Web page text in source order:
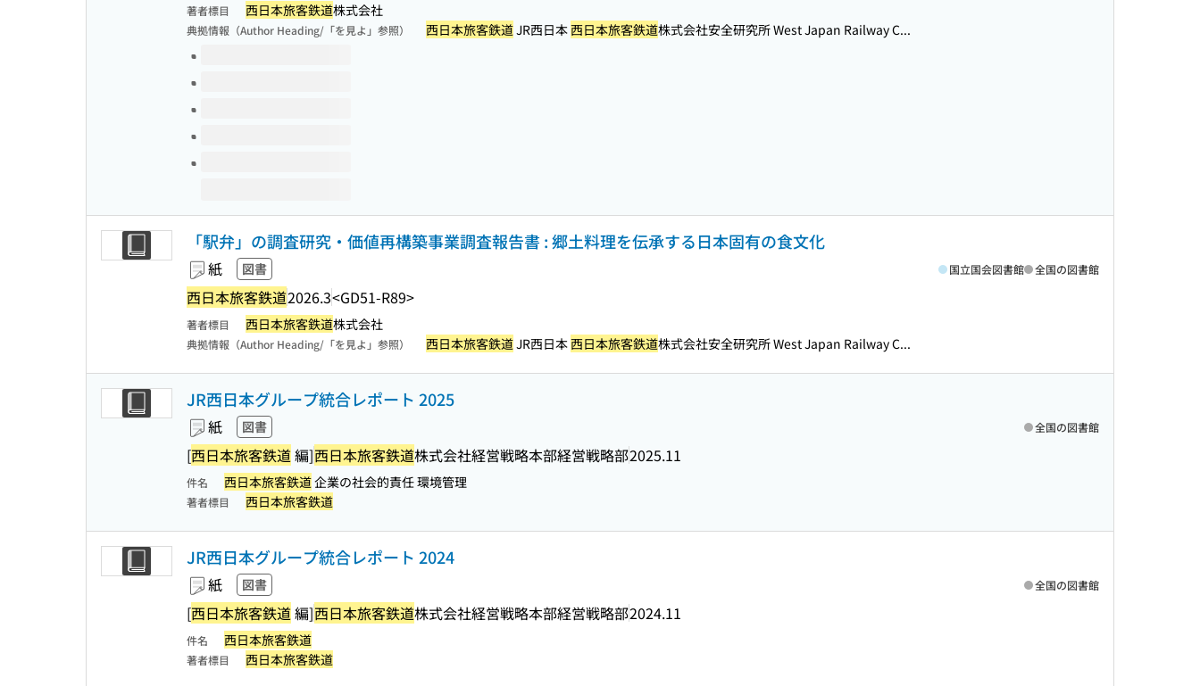
著者標目 西日本旅客鉄道株式会社
典拠情報（Author Heading/「を見よ」参照） 西日本旅客鉄道JR西日本西日本旅客鉄道株式会社安全研究所 West Japan Railway C...
このタイトルの巻号
「駅弁」の調査研究・価値再構築事業調査報告書 : 郷土料理を伝承する日本固有の食文化
紙 図書
西日本旅客鉄道2026.3<GD51-R89>
国立国会図書館 全国の図書館
著者標目 西日本旅客鉄道株式会社
典拠情報（Author Heading/「を見よ」参照） 西日本旅客鉄道JR西日本西日本旅客鉄道株式会社安全研究所 West Japan Railway C...
JR西日本グループ統合レポート 2025
紙 図書
[西日本旅客鉄道 編]西日本旅客鉄道株式会社経営戦略本部経営戦略部2025.11
全国の図書館
件名 西日本旅客鉄道企業の社会的責任 環境管理
著者標目 西日本旅客鉄道
JR西日本グループ統合レポート 2024
紙 図書
[西日本旅客鉄道 編]西日本旅客鉄道株式会社経営戦略本部経営戦略部2024.11
全国の図書館
件名 西日本旅客鉄道
著者標目 西日本旅客鉄道